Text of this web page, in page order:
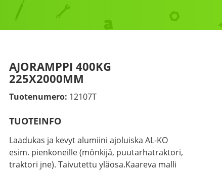
AJORAMPPI 400KG
225X2000MM
Tuotenumero: 12107T
TUOTEINFO
Laadukas ja kevyt alumiini ajoluiska AL-KO
esim. pienkoneille (mönkijä, puutarhatraktori,
traktori jne). Taivutettu yläosa.Kaareva malli